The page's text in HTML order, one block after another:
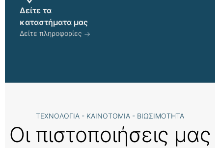
Δείτε τα
καταστήματα μας
Δείτε πληροφορίες
ΤΕΧΝΟΛΟΓΙΑ - ΚΑΙΝΟΤΟΜΙΑ - ΒΙΩΣΙΜΟΤΗΤΑ
Οι πιστοποιήσεις μας